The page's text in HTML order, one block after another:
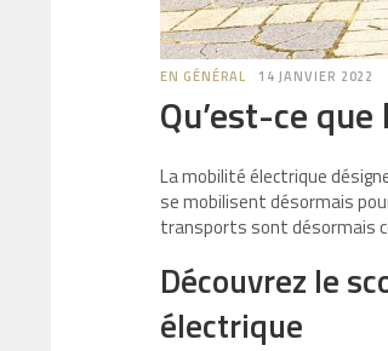
EN GÉNÉRAL 14 JANVIER 2022
Qu’est-ce
La mobilité électrique
se mobilisent désormais
transports sont désormais
Découvrez le
électrique